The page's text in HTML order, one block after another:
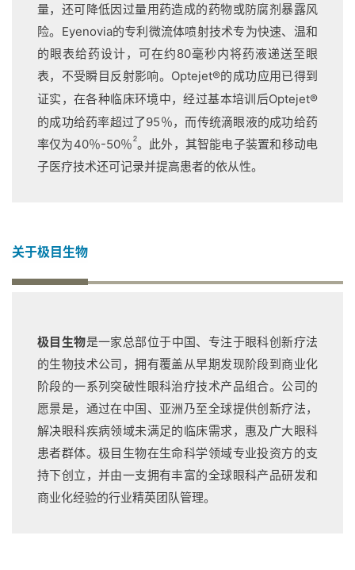
量，还可降低因过量用药造成的药物或防腐剂暴露风
险。Eyenovia的专利微流体喷射技术专为快速、温和
的眼表给药设计，可在约80毫秒内将药液递送至眼
表，不受瞬目反射影响。 Optejet®的成功应用已得到
证实，在各种临床环境中，经过基本培训后Optejet®
的成功给药率超过了95％，而传统滴眼液的成功给药
率仅为40％-50％2。此外，其智能电子装置和移动电
子医疗技术还可记录并提高患者的依从性。
关于极目生物
极目生物是一家总部位于中国、专注于眼科创新疗法
的生物技术公司，拥有覆盖从早期发现阶段到商业化
阶段的一系列突破性眼科治疗技术产品组合。公司的
愿景是，通过在中国、亚洲乃至全球提供创新疗法，
解决眼科疾病领域未满足的临床需求，惠及广大眼科
患者群体。极目生物在生命科学领域专业投资方的支
持下创立，并由一支拥有丰富的全球眼科产品研发和
商业化经验的行业精英团队管理。